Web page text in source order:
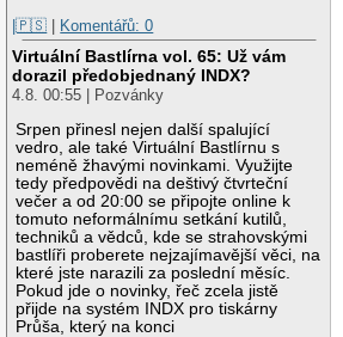
|🇵🇸 | Komentářů: 0
Virtuální Bastlírna vol. 65: Už vám
dorazil předobjednaný INDX?
4.8. 00:55 | Pozvánky
Srpen přinesl nejen další spalující
vedro, ale také Virtuální Bastlírnu s
neméně žhavými novinkami. Využijte
tedy předpovědi na deštivý čtvrteční
večer a od 20:00 se připojte online k
tomuto neformálnímu setkání kutilů,
techniků a vědců, kde se strahovskými
bastlíři proberete nejzajímavější věci, na
které jste narazili za poslední měsíc.
Pokud jde o novinky, řeč zcela jistě
přijde na systém INDX pro tiskárny
Průša, který na konci